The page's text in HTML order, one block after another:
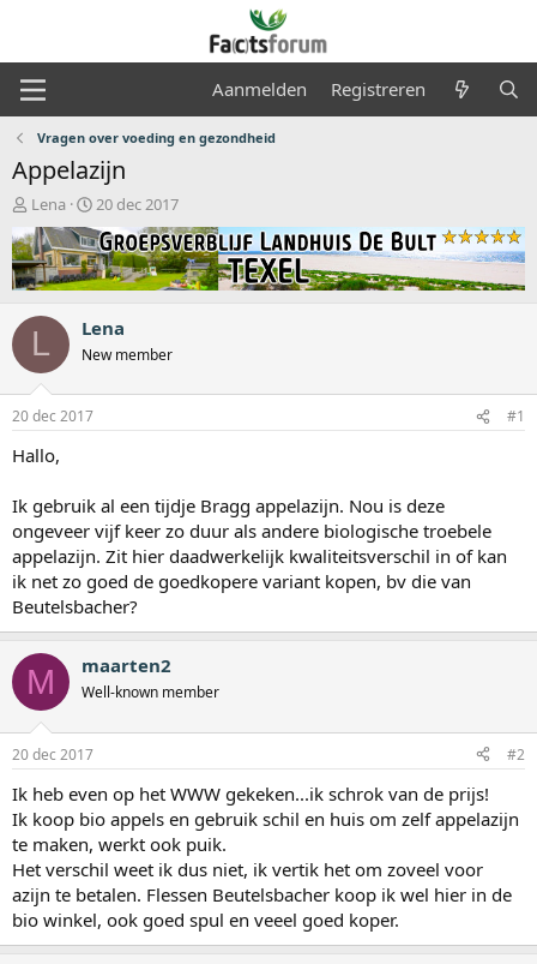
Aanmelden Registreren
Vragen over voeding en gezondheid
Appelazijn
O
n
d
e
r
w
e
r
p
s
t
r
e
r
Lena
S
t
a
r
t
a
t
m
20 dec 2017
L Lena
New member
20 dec 2017 #1
Hallo,
Ik gebruik al een tijdje Bragg appelazijn. Nou is deze
ongeveer vijf keer zo duur als andere biologische troebele
appelazijn. Zit hier daadwerkelijk kwaliteitsverschil in of kan
ik net zo goed de goedkopere variant kopen, bv die van
Beutelsbacher?
M maarten2
Well-known member
20 dec 2017 #2
Ik heb even op het WWW gekeken...ik schrok van de prijs!
Ik koop bio appels en gebruik schil en huis om zelf appelazijn
te maken, werkt ook puik.
Het verschil weet ik dus niet, ik vertik het om zoveel voor
azijn te betalen. Flessen Beutelsbacher koop ik wel hier in de
bio winkel, ook goed spul en veeel goed koper.